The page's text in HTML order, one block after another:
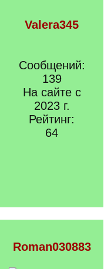
Valera345
Сообщений:
139
На сайте с
2023 г.
Рейтинг:
64
Roman030883